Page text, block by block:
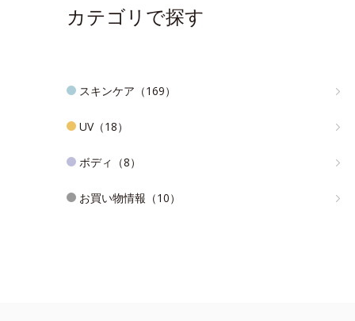
カテゴリで探す
スキンケア（169）
UV（18）
ボディ（8）
お買い物情報（10）